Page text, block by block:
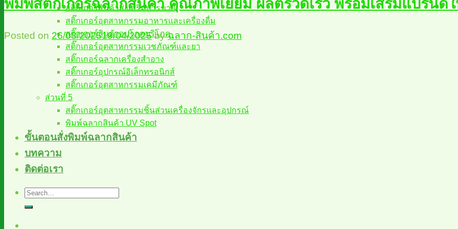
สติ๊กเกอร์สินค้าส่งเสริมการขาย
สติ๊กเกอร์อุตสาหกรรมอาหารและเครื่องดื่ม
สติ๊กเกอร์สินค้าอุปโภคบริโภค
สติ๊กเกอร์อุตสาหกรรมเวชภัณฑ์และยา
สติ๊กเกอร์ฉลากเครื่องสำอาง
สติ๊กเกอร์อุปกรณ์อิเล็กทรอนิกส์
สติ๊กเกอร์อุตสาหกรรมเคมีภัณฑ์
ส่วนที่ 5
สติ๊กเกอร์อุตสาหกรรมชิ้นส่วนเครื่องจักรและอุปกรณ์
พิมพ์ฉลากสินค้า UV Spot
ขั้นตอนสั่งพิมพ์ฉลากสินค้า
บทความ
ติดต่อเรา
พิมพ์สติ๊กเกอร์ฉลากสินค้า คุณภาพเยี่ยม ผลิตรวดเร็ว พร้อมเสริมแบรนด์
Posted on 26/03/202519/04/2025byฉลาก-สินค้า.com